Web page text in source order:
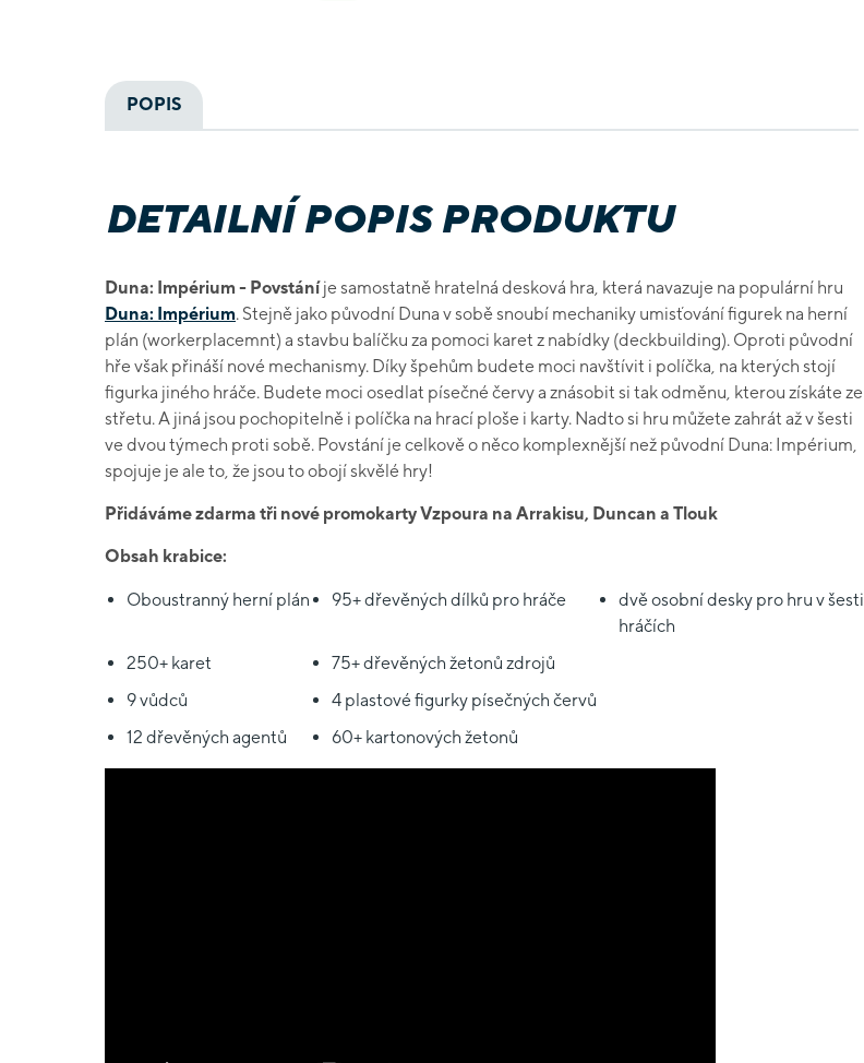
POPIS
DETAILNÍ POPIS PRODUKTU
Duna: Impérium - Povstáníje samostatně hratelná desková hra, která navazuje na populární hru
Duna: Impérium. Stejně jako původní Duna v sobě snoubí mechaniky umisťování figurek na herní
plán (workerplacemnt) a stavbu balíčku za pomoci karet z nabídky (deckbuilding). Oproti původní
hře však přináší nové mechanismy. Díky špehům budete moci navštívit i políčka, na kterých stojí
figurka jiného hráče. Budete moci osedlat písečné červy a znásobit si tak odměnu, kterou získáte ze
střetu. A jiná jsou pochopitelně i políčka na hrací ploše i karty. Nadto si hru můžete zahrát až v šesti
ve dvou týmech proti sobě. Povstání je celkově o něco komplexnější než původní Duna: Impérium,
spojuje je ale to, že jsou to obojí skvělé hry!
Přidáváme zdarma tři nové promokarty Vzpoura na Arrakisu, Duncan a Tlouk
Obsah krabice:
Oboustranný herní plán
250+ karet
9 vůdců
12 dřevěných agentů
95+ dřevěných dílků pro hráče
75+ dřevěných žetonů zdrojů
4 plastové figurky písečných červů
60+ kartonových žetonů
dvě osobní desky pro hru v šesti
hráčích